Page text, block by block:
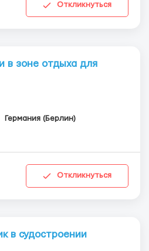
Откликнуться
зоне отдыха для
Германия (Берлин)
Откликнуться
в судостроении